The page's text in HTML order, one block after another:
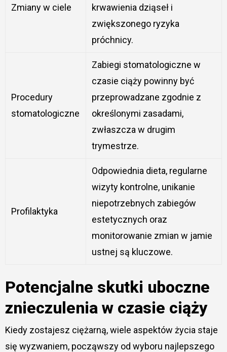
Zmiany w ciele
krwawienia dziąseł i
zwiększonego ryzyka
próchnicy.
Procedury
stomatologiczne
Zabiegi stomatologiczne w
czasie ciąży powinny być
przeprowadzane zgodnie z
określonymi zasadami,
zwłaszcza w drugim
trymestrze.
Profilaktyka
Odpowiednia dieta, regularne
wizyty kontrolne, unikanie
niepotrzebnych zabiegów
estetycznych oraz
monitorowanie zmian w jamie
ustnej są kluczowe.
Potencjalne skutki uboczne
znieczulenia w czasie ciąży
Kiedy zostajesz ciężarną, wiele aspektów życia staje
się wyzwaniem, począwszy od wyboru najlepszego